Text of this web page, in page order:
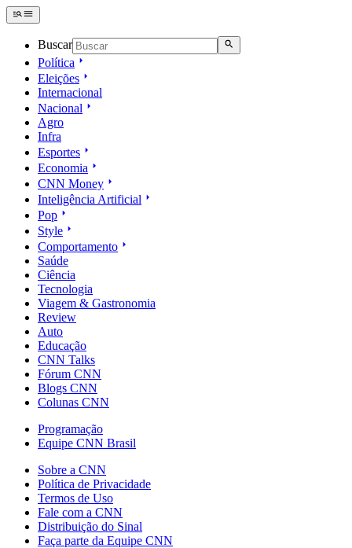
Buscar
Política
Eleições
Internacional
Nacional
Agro
Infra
Esportes
Economia
CNN Money
Inteligência Artificial
Pop
Style
Comportamento
Saúde
Ciência
Tecnologia
Viagem & Gastronomia
Review
Auto
Educação
CNN Talks
Fórum CNN
Blogs CNN
Colunas CNN
Programação
Equipe CNN Brasil
Sobre a CNN
Política de Privacidade
Termos de Uso
Fale com a CNN
Distribuição do Sinal
Faça parte da Equipe CNN